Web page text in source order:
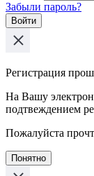
Забыли пароль?
Войти
Регистрация
На Вашу
подтвеждением
Пожалуйста
Понятно